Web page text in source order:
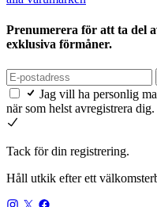
Prenumerera för att ta del
exklusiva förmåner.
Jag vill ha personlig
när som helst avregistrera
Tack för din registrering.
Håll utkik efter ett